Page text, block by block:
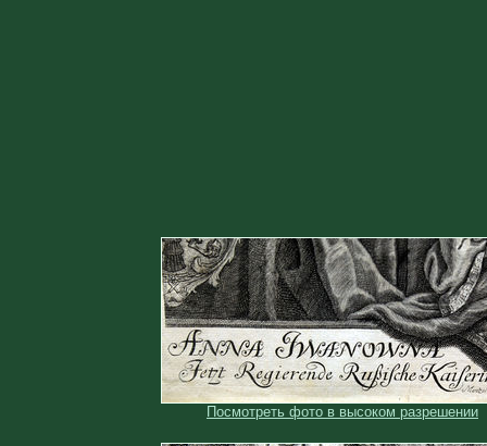
Посмотреть фото в высоком разрешении